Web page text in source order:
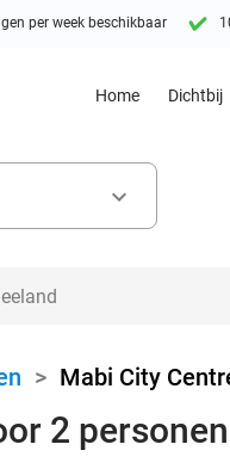
per week beschikbaar
Home Dichtbij
keyboard_arrow_down
> Mabi City
2